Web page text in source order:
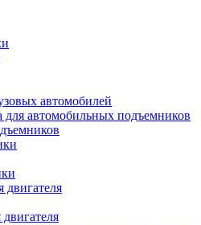
автомобилей
для автомобильных подъемников
двигателя